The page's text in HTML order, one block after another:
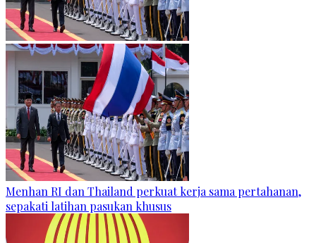
Menhan RI dan Thailand perkuat kerja sama pertahanan,
sepakati latihan pasukan khusus